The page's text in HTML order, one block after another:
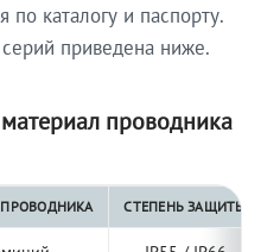
по каталогу и паспорту.
приведена ниже.
проводника
СТЕПЕНЬ ЗАЩИТЫ